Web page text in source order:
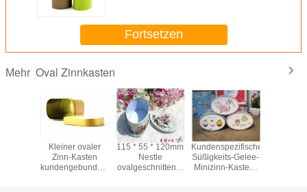
Fortsetzen
Mehr Oval Zinnkasten
Kleiner ovaler
Zinn-Kasten
kundengebundenes
115 * 55 * 120mm
Nestle
ovalgeschnittener
Kundenspezifischer
Süßigkeits-Gelee-
Minizinn-Kasten-